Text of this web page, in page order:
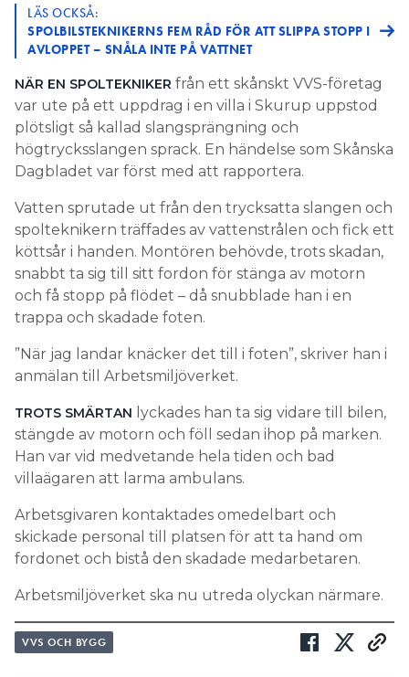
LÄS OCKSÅ:
SPOLBILSTEKNIKERNS FEM RÅD FÖR ATT SLIPPA STOPP I
AVLOPPET – SNÅLA INTE PÅ VATTNET
NÄR EN SPOLTEKNIKER från ett skånskt VVS-företag
var ute på ett uppdrag i en villa i Skurup uppstod
plötsligt så kallad slangsprängning och
högtrycksslangen sprack. En händelse som Skånska
Dagbladet var först med att rapportera.
Vatten sprutade ut från den trycksatta slangen och
spolteknikern träffades av vattenstrålen och fick ett
köttsår i handen. Montören behövde, trots skadan,
snabbt ta sig till sitt fordon för stänga av motorn
och få stopp på flödet – då snubblade han i en
trappa och skadade foten.
”När jag landar knäcker det till i foten”, skriver han i
anmälan till Arbetsmiljöverket.
TROTS SMÄRTAN lyckades han ta sig vidare till bilen,
stängde av motorn och föll sedan ihop på marken.
Han var vid medvetande hela tiden och bad
villaägaren att larma ambulans.
Arbetsgivaren kontaktades omedelbart och
skickade personal till platsen för att ta hand om
fordonet och bistå den skadade medarbetaren.
Arbetsmiljöverket ska nu utreda olyckan närmare.
VVS OCH BYGG